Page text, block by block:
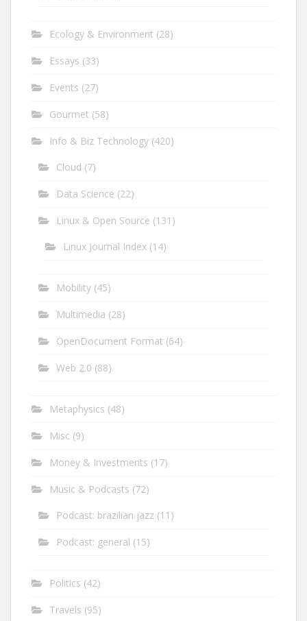
Ecology & Environment (28)
Essays (33)
Events (27)
Gourmet (58)
Info & Biz Technology (420)
Cloud (7)
Data Science (22)
Linux & Open Source (131)
Linux Journal Index (14)
Mobility (45)
Multimedia (28)
OpenDocument Format (64)
Web 2.0 (88)
Metaphysics (48)
Misc (9)
Money & Investments (17)
Music & Podcasts (72)
Podcast: brazilian jazz (11)
Podcast: general (15)
Politics (42)
Travels (95)